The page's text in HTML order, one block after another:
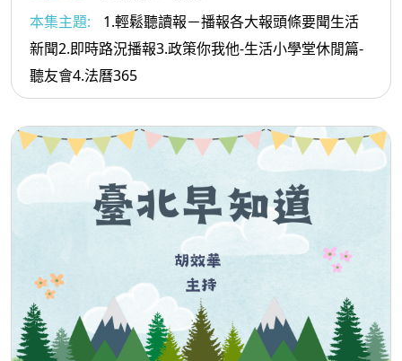
本集主題:
1.輕鬆聽讀報－播報各大報頭條要聞生活
新聞2.即時路況播報3.政策你我他-生活小學堂休閒篇-
聽友會4.法曆365